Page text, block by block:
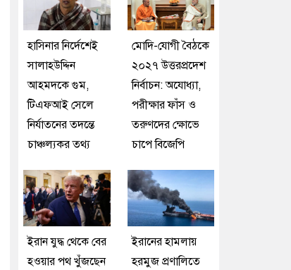
হাসিনার নির্দেশেই
সালাহউদ্দিন
আহমদকে গুম,
টিএফআই সেলে
নির্যাতনের তদন্তে
চাঞ্চল্যকর তথ্য
মোদি-যোগী বৈঠকে
২০২৭ উত্তরপ্রদেশ
নির্বাচন: অযোধ্যা,
পরীক্ষার ফাঁস ও
তরুণদের ক্ষোভে
চাপে বিজেপি
ইরান যুদ্ধ থেকে বের
হওয়ার পথ খুঁজছেন
ইরানের হামলায়
হরমুজ প্রণালিতে